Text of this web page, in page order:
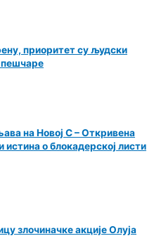
приоритет су људски
пешчаре
на Новој С – Откривена
о блокадерској листи
злочиначке акције Олуја